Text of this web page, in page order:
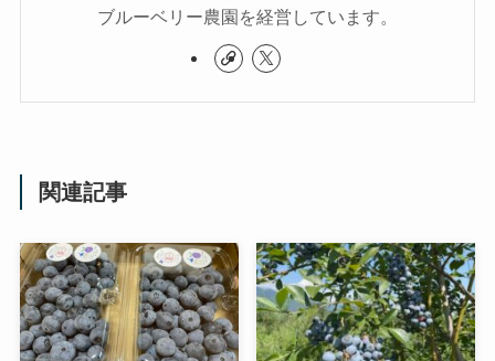
ブルーベリー農園を経営しています。
関連記事